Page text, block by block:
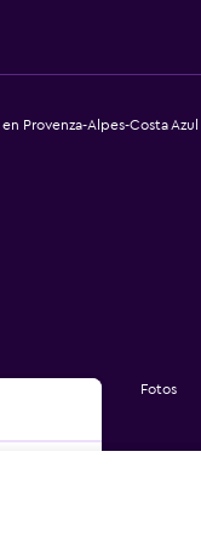
Provenza-Alpes-Costa Azul
Fotos